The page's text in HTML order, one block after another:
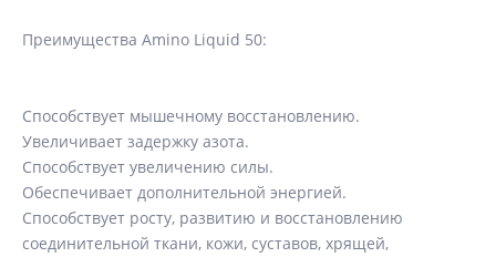
Преимущества Amino Liquid 50:
Способствует мышечному восстановлению.
Увеличивает задержку азота.
Способствует увеличению силы.
Обеспечивает дополнительной энергией.
Способствует росту, развитию и восстановлению
соединительной ткани, кожи, суставов, хрящей,